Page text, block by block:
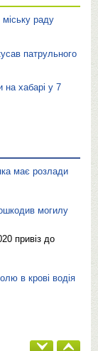
раду
патрульного
на хабарі у 7
має розлади
могилу
привіз до
в крові водія